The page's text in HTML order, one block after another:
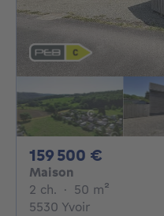
159 500 €
Maison
2 ch. 2 chambres
· 50 m²
5530 Yvoir